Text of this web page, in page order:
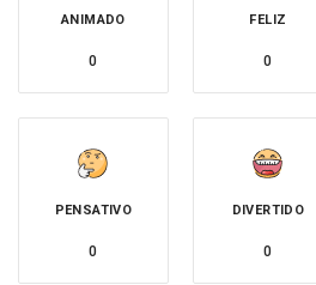
ANIMADO
0
FELIZ
0
PENSATIVO
0
DIVERTIDO
0